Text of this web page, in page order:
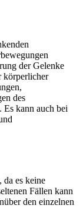
der Gelenke
körperlicher
des
Es kann auch bei
da es keine
Fällen kann
den einzelnen